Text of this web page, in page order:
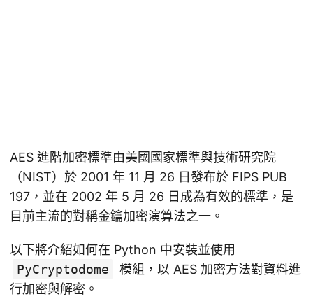
AES 進階加密標準由美國國家標準與技術研究院
（NIST）於 2001 年 11 月 26 日發布於 FIPS PUB
197，並在 2002 年 5 月 26 日成為有效的標準，是
目前主流的對稱金鑰加密演算法之一。
以下將介紹如何在 Python 中安裝並使用
PyCryptodome
模組，以 AES 加密方法對資料進
行加密與解密。